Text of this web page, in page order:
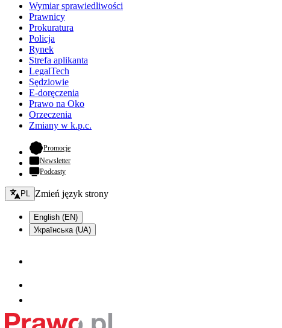
Wymiar sprawiedliwości
Prawnicy
Prokuratura
Policja
Rynek
Strefa aplikanta
LegalTech
Sędziowie
E-doręczenia
Prawo na Oko
Orzeczenia
Zmiany w k.p.c.
Promocje- otwiera się w nowej karcie
Newsletter
Podcasty
Zmień język - bieżący:
PL Zmień język strony
English (EN)
Українська (UA)